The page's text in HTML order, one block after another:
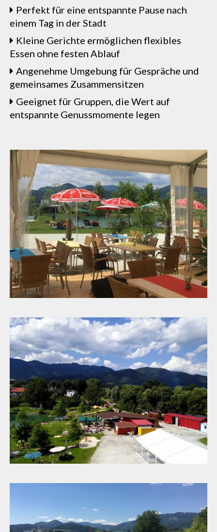
Perfekt für eine entspannte Pause nach
einem Tag in der Stadt
Kleine Gerichte ermöglichen flexibles
Essen ohne festen Ablauf
Angenehme Umgebung für Gespräche und
gemeinsames Zusammensitzen
Geeignet für Gruppen, die Wert auf
entspannte Genussmomente legen